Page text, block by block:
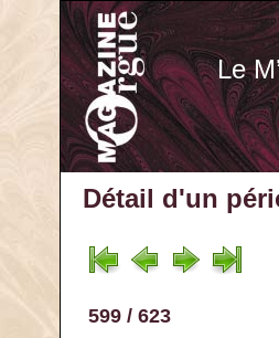
Le
Détail d'un
599 / 623